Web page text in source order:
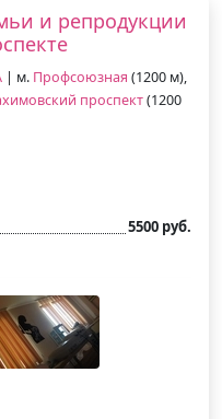
и репродукции
| м. Профсоюзная (1200 м),
проспект(1200
5500 руб.